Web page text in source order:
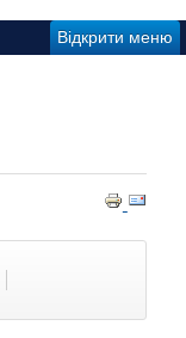
Відкрити меню